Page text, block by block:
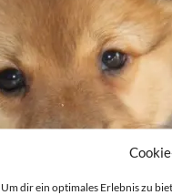
Um dir ein optimales Erlebnis zu